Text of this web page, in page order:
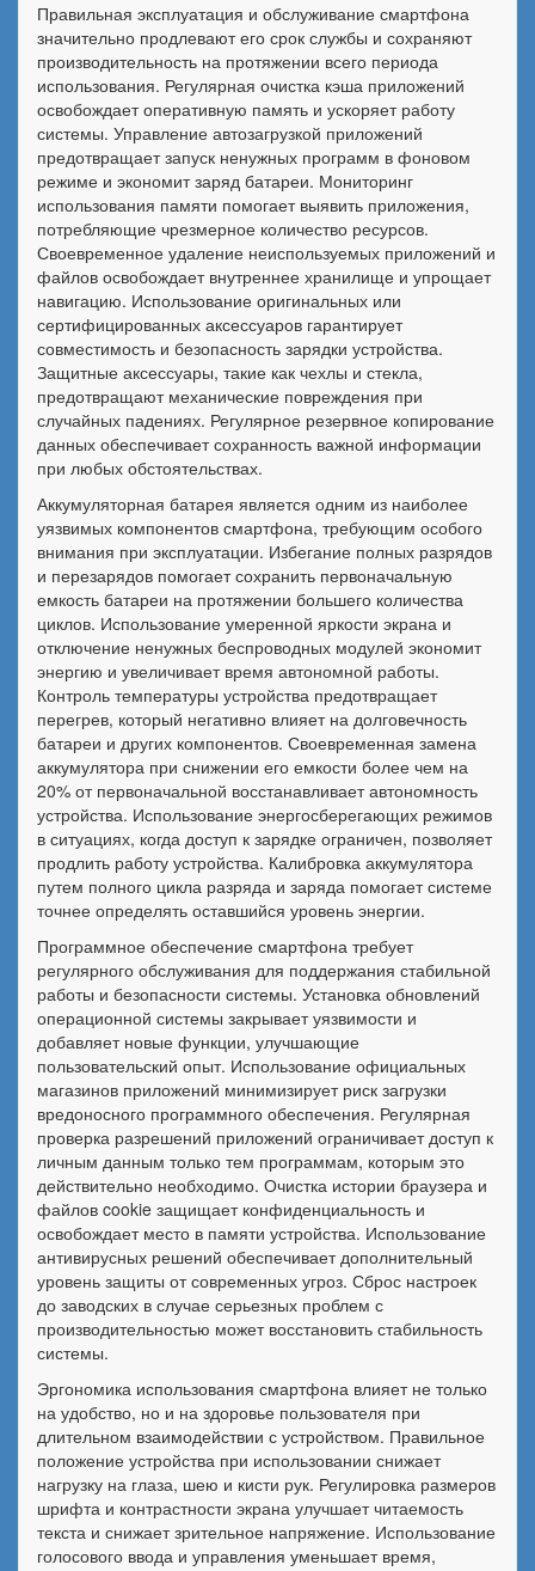
Правильная эксплуатация и обслуживание смартфона
значительно продлевают его срок службы и сохраняют
производительность на протяжении всего периода
использования. Регулярная очистка кэша приложений
освобождает оперативную память и ускоряет работу
системы. Управление автозагрузкой приложений
предотвращает запуск ненужных программ в фоновом
режиме и экономит заряд батареи. Мониторинг
использования памяти помогает выявить приложения,
потребляющие чрезмерное количество ресурсов.
Своевременное удаление неиспользуемых приложений и
файлов освобождает внутреннее хранилище и упрощает
навигацию. Использование оригинальных или
сертифицированных аксессуаров гарантирует
совместимость и безопасность зарядки устройства.
Защитные аксессуары, такие как чехлы и стекла,
предотвращают механические повреждения при
случайных падениях. Регулярное резервное копирование
данных обеспечивает сохранность важной информации
при любых обстоятельствах.
Аккумуляторная батарея является одним из наиболее
уязвимых компонентов смартфона, требующим особого
внимания при эксплуатации. Избегание полных разрядов
и перезарядов помогает сохранить первоначальную
емкость батареи на протяжении большего количества
циклов. Использование умеренной яркости экрана и
отключение ненужных беспроводных модулей экономит
энергию и увеличивает время автономной работы.
Контроль температуры устройства предотвращает
перегрев, который негативно влияет на долговечность
батареи и других компонентов. Своевременная замена
аккумулятора при снижении его емкости более чем на
20% от первоначальной восстанавливает автономность
устройства. Использование энергосберегающих режимов
в ситуациях, когда доступ к зарядке ограничен, позволяет
продлить работу устройства. Калибровка аккумулятора
путем полного цикла разряда и заряда помогает системе
точнее определять оставшийся уровень энергии.
Программное обеспечение смартфона требует
регулярного обслуживания для поддержания стабильной
работы и безопасности системы. Установка обновлений
операционной системы закрывает уязвимости и
добавляет новые функции, улучшающие
пользовательский опыт. Использование официальных
магазинов приложений минимизирует риск загрузки
вредоносного программного обеспечения. Регулярная
проверка разрешений приложений ограничивает доступ к
личным данным только тем программам, которым это
действительно необходимо. Очистка истории браузера и
файлов cookie защищает конфиденциальность и
освобождает место в памяти устройства. Использование
антивирусных решений обеспечивает дополнительный
уровень защиты от современных угроз. Сброс настроек
до заводских в случае серьезных проблем с
производительностью может восстановить стабильность
системы.
Эргономика использования смартфона влияет не только
на удобство, но и на здоровье пользователя при
длительном взаимодействии с устройством. Правильное
положение устройства при использовании снижает
нагрузку на глаза, шею и кисти рук. Регулировка размеров
шрифта и контрастности экрана улучшает читаемость
текста и снижает зрительное напряжение. Использование
голосового ввода и управления уменьшает время,